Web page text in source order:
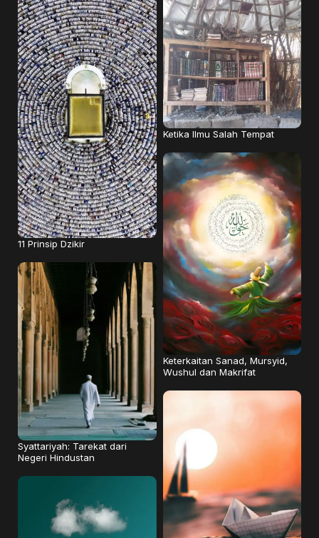
11 Prinsip Dzikir
Ketika Ilmu Salah Tempat
Syattariyah: Tarekat dari
Negeri Hindustan
Keterkaitan Sanad, Mursyid,
Wushul dan Makrifat